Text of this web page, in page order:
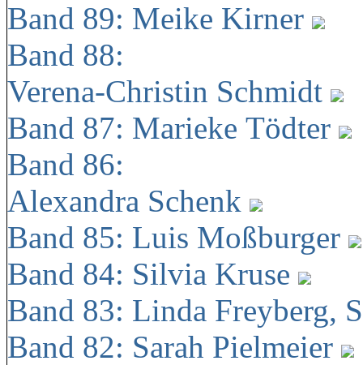
Band 89: Meike Kirner
Band 88:
Verena-Christin Schmidt
Band 87: Marieke Tödter
Band 86:
Alexandra Schenk
Band 85: Luis Moßburger
Band 84: Silvia Kruse
Band 83: Linda Freyberg,
Band 82: Sarah Pielmeier